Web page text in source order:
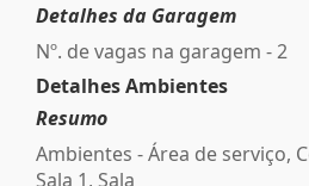
Detalhes da Garagem
Nº. de vagas na garagem - 2
Detalhes Ambientes
Resumo
Ambientes - Área de serviço,
Sala 1, Sala